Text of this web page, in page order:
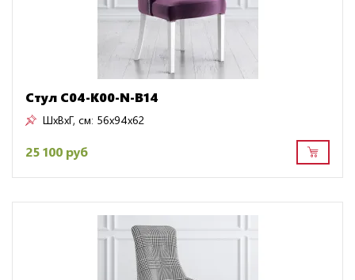
Стул C04-K00-N-B14
ШxВxГ, см: 56x94x62
25 100 руб